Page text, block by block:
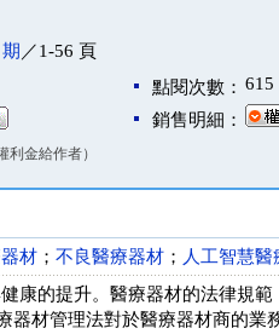
／1-56 頁
點閱次數： 615
銷售明細：
利金給作者）
材 ； 不良醫療器材 ； 人工智慧醫
康的提升。醫療器材的法律規
器材管理法對於醫療器材商的